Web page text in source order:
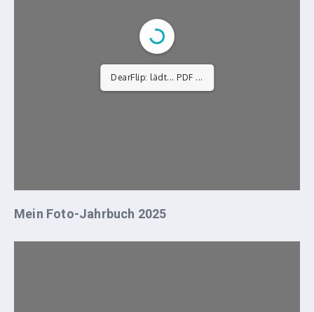
DearFlip: lädt... PDF ...
Mein Foto-Jahrbuch 2025